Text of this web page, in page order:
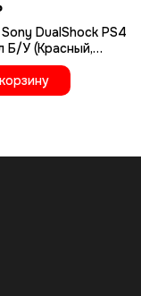
DualShock PS4
Б/У (Красный,